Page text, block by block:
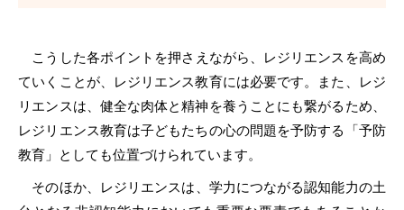
こうした各ポイントを押さえながら、レジリエンスを高め
ていくことが、レジリエンス教育には必要です。また、レジ
リエンスは、健全な肉体と精神を養うことにも繋がるため、
レジリエンス教育は子どもたちの心の問題を予防する「予防
教育」としても位置づけられています。
そのほか、レジリエンスは、学力につながる認知能力の土